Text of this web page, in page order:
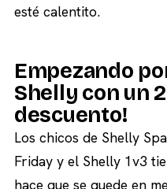
esté calentito.
Empezando
Shelly con un
descuento!
Los chicos de Shelly
Friday y el Shelly 1v3
hace que se quede en